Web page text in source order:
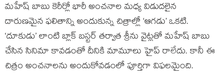
మహేష్ బాబు కెరీర్లో భారీ అంచనాల మధ్య విడుదలైన
దారుణమైన ఫలితాన్ని అందుకున్న చిత్రాల్లో ‘ఆగడు’ ఒకటి.
‘దూకుడు’ లాంటి బ్లాక్ బస్టర్ తర్వాత శ్రీను వైట్లతో మహేష్ బాబు
చేసిన సినిమా కావడంతో దీనికి మామూలు హైప్ రాలేదు. కానీ ఈ
చిత్రం అంచనాలను అందుకోవడంలో పూర్తిగా విఫలమైంది.